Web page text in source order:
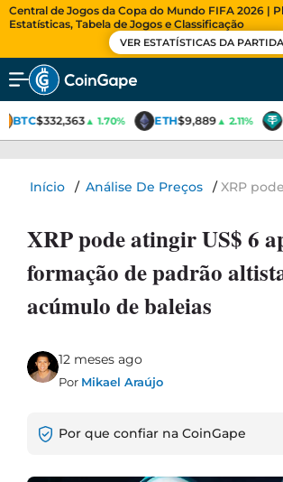
Central de Jogos da Copa do Mundo FIFA 2026 |
Estatísticas, Tabela de Jogos e Classificação
VER ESTATÍSTICAS DA PARTIDA
BTC$332,363▲ 1.70% ETH$9,889▲ 2.11%
Início / Análise De Preços /XRP
XRP pode atingir US$ 6
formação de padrão
acúmulo de baleias
12 meses ago
Por Mikael Araújo
Por que confiar na CoinGape